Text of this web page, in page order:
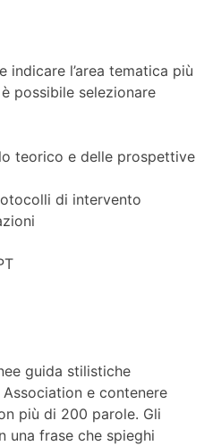
indicare l’area tematica più
possibile selezionare
teorico e delle prospettive
di intervento
guida stilistiche
Association e contenere
più di 200 parole. Gli
una frase che spieghi